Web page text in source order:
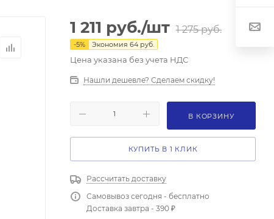
1 211 руб./шт 1 275руб.
-5% Экономия 64 руб.
Цена указана без учета НДС
Нашли дешевле? Сделаем скидку!
В КОРЗИНУ
КУПИТЬ В 1 КЛИК
Рассчитать доставку
Самовывоз сегодня - бесплатно
Доставка завтра - 390 ₽